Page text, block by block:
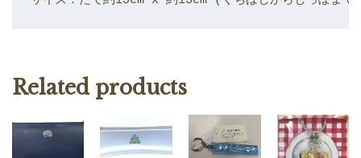
定
quantity
Related products